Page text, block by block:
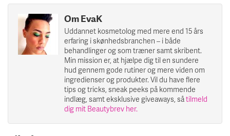
min
Om EvaK
Uddannet kosmetolog med mere end 15 års
erfaring i skønhedsbranchen – i både
behandlinger og som træner samt skribent.
Min mission er, at hjælpe dig til en sundere
hud gennem gode rutiner og mere viden om
ingredienser og produkter. Vil du have flere
tips og tricks, sneak peeks på kommende
indlæg, samt eksklusive giveaways, såtilmeld
dig mit Beautybrev her.